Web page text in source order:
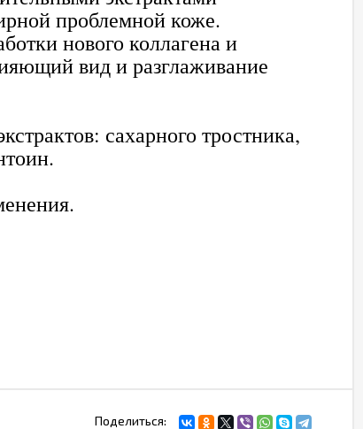
проблемной коже.
нового коллагена и
вид и разглаживание
сахарного тростника,
Поделиться: